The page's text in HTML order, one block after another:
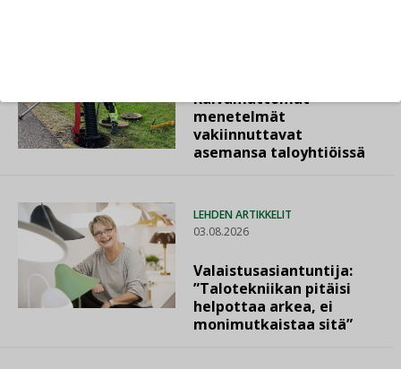
Kaivamattomat
menetelmät
vakiinnuttavat
asemansa taloyhtiöissä
LEHDEN ARTIKKELIT
03.08.2026
Valaistusasiantuntija:
”Talotekniikan pitäisi
helpottaa arkea, ei
monimutkaistaa sitä”